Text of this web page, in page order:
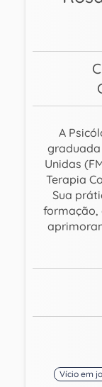
A
Unidas
Terapia
Sua
formação,
Vício em